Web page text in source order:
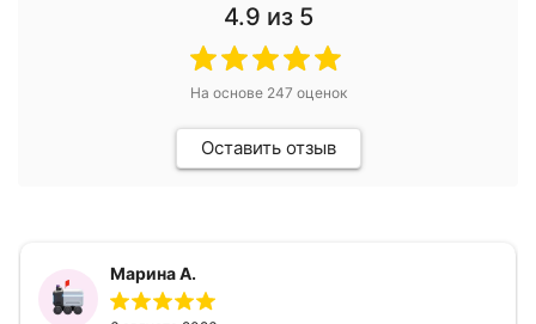
4.9 из 5
На основе 247 оценок
Оставить отзыв
Марина А.